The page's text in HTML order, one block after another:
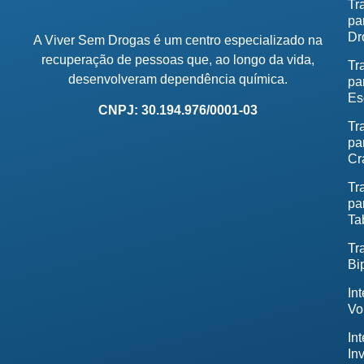
A Viver Sem Drogas é um centro especializado na
recuperação de pessoas que, ao longo da vida,
desenvolveram dependência química.
CNPJ: 30.194.976/0001-03